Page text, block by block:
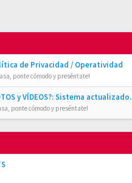
de Privacidad / Operatividad
ponte cómodo y preséntate!
y VÍDEOS?: Sistema actualizado.
ponte cómodo y preséntate!